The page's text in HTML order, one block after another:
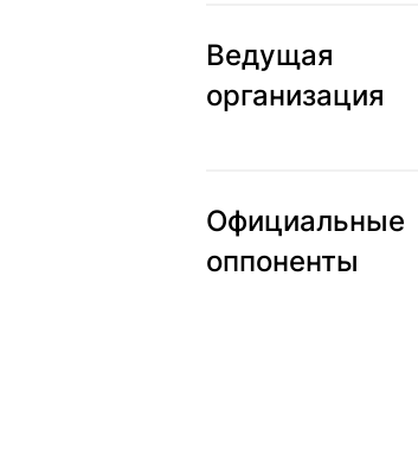
Ведущая
организация
Официальные
оппоненты